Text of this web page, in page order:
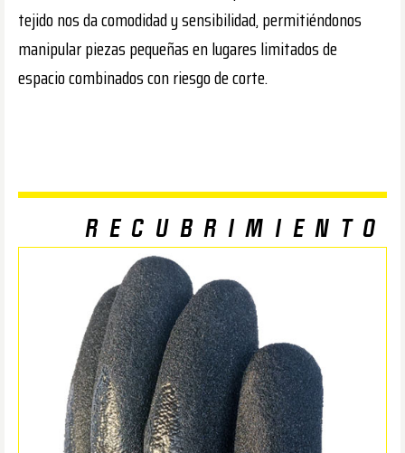
tejido nos da comodidad y sensibilidad, permitiéndonos
manipular piezas pequeñas en lugares limitados de
espacio combinados con riesgo de corte.
RECUBRIMIENTO